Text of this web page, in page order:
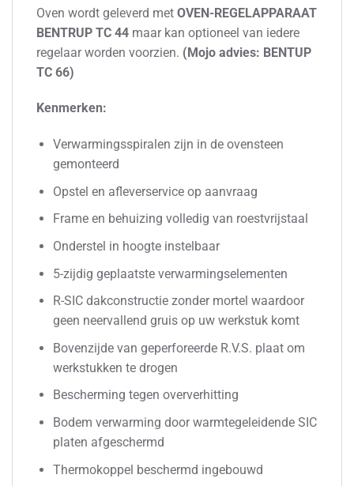
Oven wordt geleverd met OVEN-REGELAPPARAAT
BENTRUP TC 44 maar kan optioneel van iedere
regelaar worden voorzien. (Mojo advies: BENTUP
TC 66)
Kenmerken:
Verwarmingsspiralen zijn in de ovensteen
gemonteerd
Opstel en afleverservice op aanvraag
Frame en behuizing volledig van roestvrijstaal
Onderstel in hoogte instelbaar
5-zijdig geplaatste verwarmingselementen
R-SIC dakconstructie zonder mortel waardoor
geen neervallend gruis op uw werkstuk komt
Bovenzijde van geperforeerde R.V.S. plaat om
werkstukken te drogen
Bescherming tegen oververhitting
Bodem verwarming door warmtegeleidende SIC
platen afgeschermd
Thermokoppel beschermd ingebouwd